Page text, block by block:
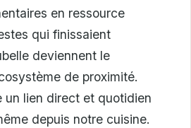
en ressource
qui finissaient
deviennent le
de proximité.
un lien direct et quotidien
depuis notre cuisine.